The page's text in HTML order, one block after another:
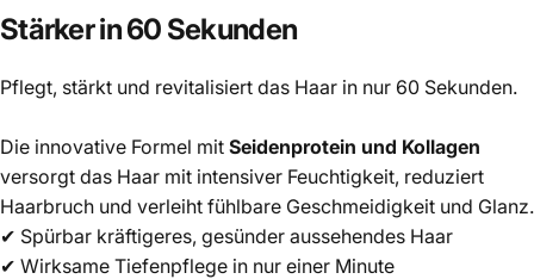
Stärkerin60 Sekunden
Pflegt, stärkt und revitalisiert das Haar in nur 60 Sekunden.
Die innovative Formel mit Seidenprotein und Kollagen
versorgt das Haar mit intensiver Feuchtigkeit, reduziert
Haarbruch und verleiht fühlbare Geschmeidigkeit und Glanz.
✔ Spürbar kräftigeres, gesünder aussehendes Haar
✔ Wirksame Tiefenpflege in nur einer Minute